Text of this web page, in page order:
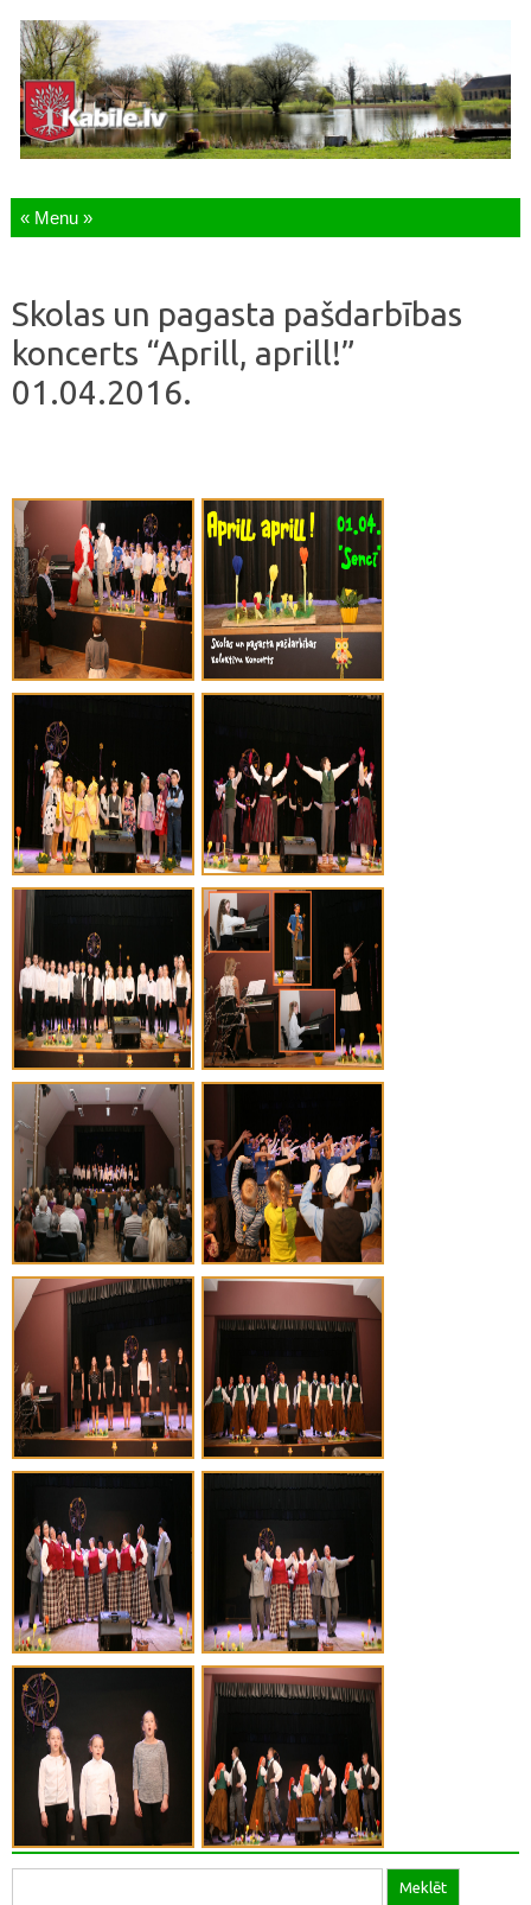
Skip to content
Skolas un pagasta pašdarbības
koncerts “Aprill, aprill!”
01.04.2016.
Meklēt